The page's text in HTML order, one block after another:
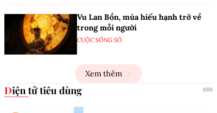
Vu Lan Bồn, mùa hiếu hạnh trở về
trong mỗi người
CUỘC SỐNG SỐ
Xem thêm
Điện tử tiêu dùng